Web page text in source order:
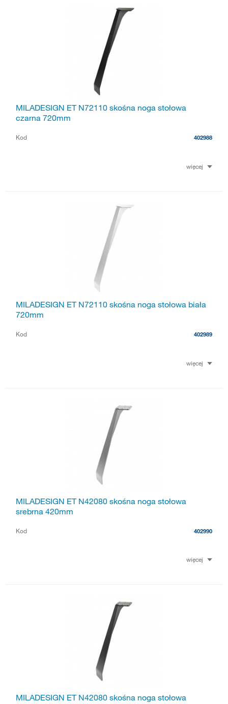
MILADESIGN ET N72110 skośna noga stołowa
czarna 720mm
Kod 402988
więcej
MILADESIGN ET N72110 skośna noga stołowa biała
720mm
Kod 402989
więcej
MILADESIGN ET N42080 skośna noga stołowa
srebrna 420mm
Kod 402990
więcej
MILADESIGN ET N42080 skośna noga stołowa